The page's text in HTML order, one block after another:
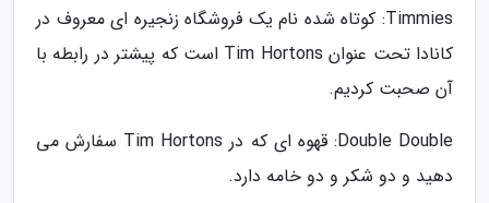
Timmies: کوتاه شده نام یک فروشگاه زنجیره ای معروف در
کانادا تحت عنوان Tim Hortons است که پیشتر در رابطه با
آن صحبت کردیم.
Double Double: قهوه ای که در Tim Hortons سفارش می
دهید و دو شکر و دو خامه دارد.